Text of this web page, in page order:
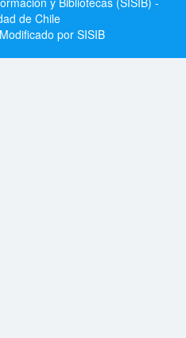
de Chile
por SISIB